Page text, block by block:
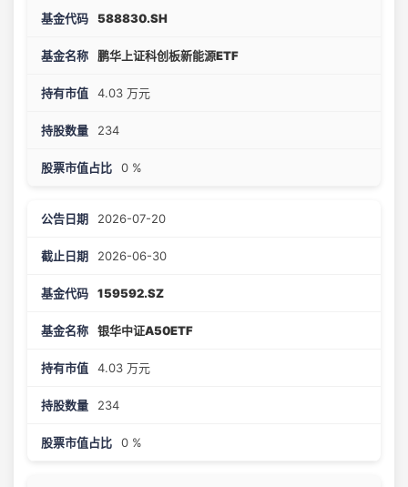
588830.SH
鹏华上证科创板新能源ETF
4.03 万元
234
0 %
2026-07-20
2026-06-30
159592.SZ
银华中证A50ETF
4.03 万元
234
0 %